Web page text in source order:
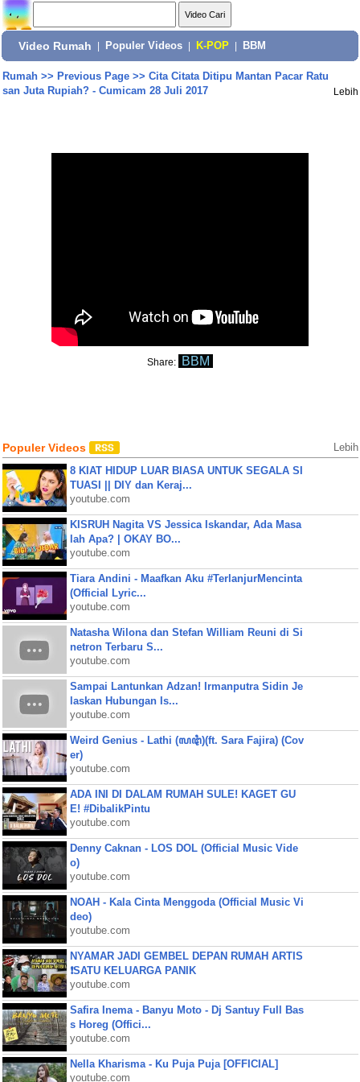
Video Rumah Populer Videos K-POP BBM
Rumah>> Previous Page>> Cita Citata Ditipu Mantan Pacar Ratu
san Juta Rupiah? - Cumicam 28 Juli 2017
Lebih
Share: BBM
Populer Videos Lebih
8 KIAT HIDUP LUAR BIASA UNTUK SEGALA SI
TUASI || DIY dan Keraj...
youtube.com
KISRUH Nagita VS Jessica Iskandar, Ada Masa
lah Apa? | OKAY BO...
youtube.com
Tiara Andini - Maafkan Aku #TerlanjurMencinta
(Official Lyric...
youtube.com
Natasha Wilona dan Stefan William Reuni di Si
netron Terbaru S...
youtube.com
Sampai Lantunkan Adzan! Irmanputra Sidin Je
laskan Hubungan Is...
youtube.com
Weird Genius - Lathi (ꦭꦛꦶ)(ft. Sara Fajira) (Cov
er)
youtube.com
ADA INI DI DALAM RUMAH SULE! KAGET GU
E! #DibalikPintu
youtube.com
Denny Caknan - LOS DOL (Official Music Vide
o)
youtube.com
NOAH - Kala Cinta Menggoda (Official Music Vi
deo)
youtube.com
NYAMAR JADI GEMBEL DEPAN RUMAH ARTIS
❗SATU KELUARGA PANIK
youtube.com
Safira Inema - Banyu Moto - Dj Santuy Full Bas
s Horeg (Offici...
youtube.com
Nella Kharisma - Ku Puja Puja [OFFICIAL]
youtube.com